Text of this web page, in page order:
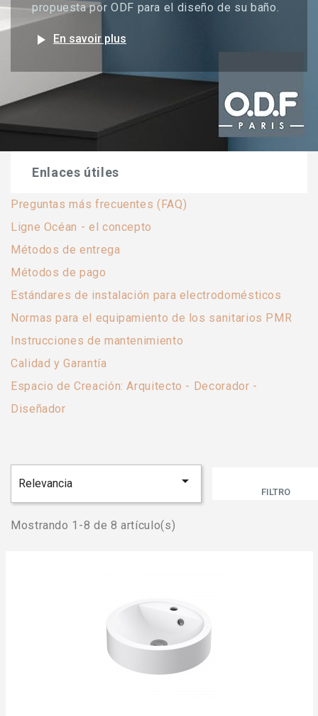
propuesta por ODF para el diseño de su baño.
play_arrow En savoir plus
Enlaces útiles
Preguntas más frecuentes (FAQ)
Ligne Océan - el concepto
Métodos de entrega
Métodos de pago
Estándares de instalación para electrodomésticos
Normas para el equipamiento de los sanitarios PMR
Instrucciones de mantenimiento
Calidad y Garantía
Espacio de Creación: Arquitecto - Decorador -
Diseñador
Relevancia 
FILTRO
Mostrando 1-8 de 8 artículo(s)